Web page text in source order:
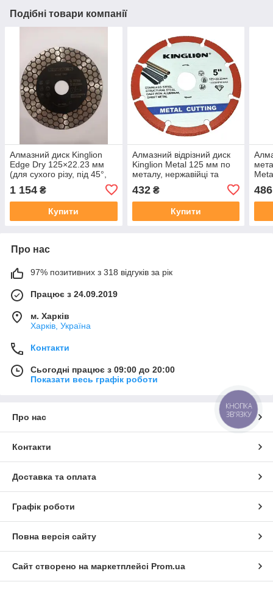
Подібні товари компанії
Алмазний диск Kinglion
Edge Dry 125×22.23 мм
(для сухого різу, під 45°,
1 154 ₴
Купити
Алмазний відрізний диск
Kinglion Metal 125 мм по
металу, нержавійці та
432₴
Купити
486
Про нас
97% позитивних з 318 відгуків за рік
Працює з 24.09.2019
м. Харків
Харків, Україна
Контакти
Сьогодні працює з 09:00 до 20:00
Показати весь графік роботи
Про нас
Контакти
Доставка та оплата
Графік роботи
Повна версія сайту
Сайт створено на маркетплейсі Prom.ua
КНОПКА
ЗВ'ЯЗКУ